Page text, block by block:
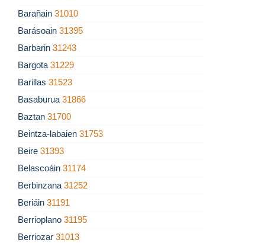
Barañain 31010
Barásoain 31395
Barbarin 31243
Bargota 31229
Barillas 31523
Basaburua 31866
Baztan 31700
Beintza-labaien 31753
Beire 31393
Belascoáin 31174
Berbinzana 31252
Beriáin 31191
Berrioplano 31195
Berriozar 31013